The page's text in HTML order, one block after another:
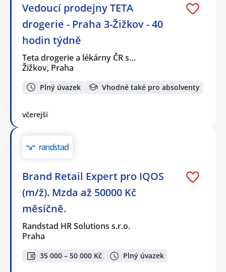
Vedoucí prodejny TETA
drogerie - Praha 3-Žižkov - 40
hodin týdně
Teta drogerie a lékárny ČR s…
Žižkov, Praha
Plný úvazek Vhodné také pro absolventy
včerejší
Brand Retail Expert pro IQOS
(m/ž). Mzda až 50000 Kč
měsíčně.
Randstad HR Solutions s.r.o.
Praha
35 000 – 50 000 Kč Plný úvazek